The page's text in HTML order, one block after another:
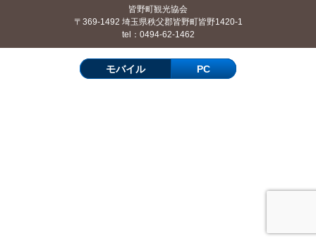
皆野町観光協会
〒369-1492 埼玉県秩父郡皆野町皆野1420-1
tel：0494-62-1462
モバイル PC